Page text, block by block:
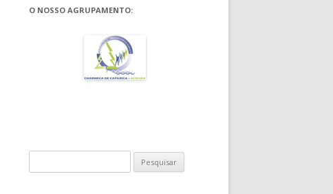
O NOSSO AGRUPAMENTO:
por: